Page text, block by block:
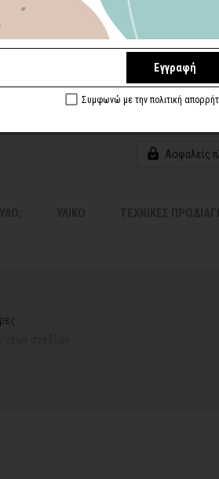
Ελληνικά
Ευρωπαϊκές
Ασφαλείς
νέων σχεδίων.
Εγγραφή
Συμφωνώ με την πολιτική